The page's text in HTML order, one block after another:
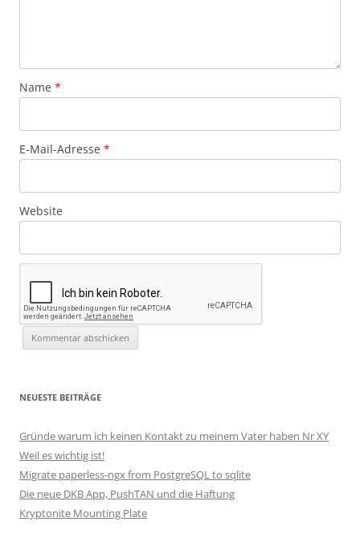
Name *
E-Mail-Adresse *
Website
NEUESTE BEITRÄGE
Gründe warum ich keinen Kontakt zu meinem Vater haben Nr XY
Weil es wichtig ist!
Migrate paperless-ngx from PostgreSQL to sqlite
Die neue DKB App, PushTAN und die Haftung
Kryptonite Mounting Plate